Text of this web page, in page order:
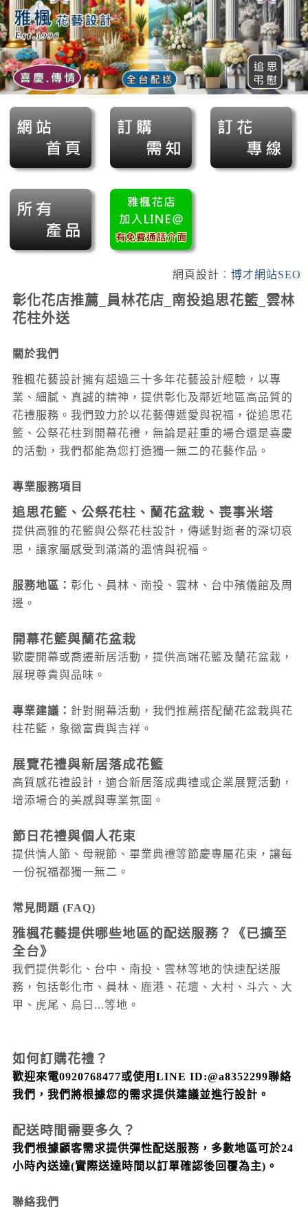
網頁設計︰ 博才網站SEO
彰化花店推薦_員林花店_南投追思花籃_雲林
花柱外送
關於我們
雅楓花藝設計擁有超過三十多年花藝設計經驗，以專
業、細膩、真誠的精神，提供彰化及鄰近地區高品質的
花禮服務。我們致力於以花藝傳遞愛與祝福，從追思花
籃、公祭花柱到開幕花禮，無論是莊重的場合還是喜慶
的活動，我們都能為您打造獨一無二的花藝作品。
專業服務項目
追思花籃、公祭花柱、蘭花盆栽、喪事米塔
提供高雅的花籃與公祭花柱設計，傳遞對逝者的深切哀
思，讓家屬感受到滿滿的溫情與祝福。
服務地區： 彰化、員林、南投 、雲林 、台中殯儀館及周
邊。
開幕花籃與蘭花盆栽
歡慶開幕或喬遷新居活動，提供高端花籃及蘭花盆栽，
展現尊貴與品味。
專業建議： 針對開幕活動，我們推薦搭配蘭花盆栽與花
柱花籃，象徵富貴與吉祥。
展覽花禮與新居落成花籃
高質感花禮設計，適合新居落成典禮或企業展覽活動，
增添場合的美感與專業氛圍。
節日花禮與個人花束
提供情人節、母親節、畢業典禮等節慶專屬花束，讓每
一份祝福都獨一無二。
常見問題 (FAQ)
雅楓花藝提供哪些地區的配送服務？
《已擴至
全台》
我們提供彰化、台中、南投、雲林等地的快速配送服
務，包括彰化市、員林、鹿港、花壇、大村 、斗六 、大
甲 、虎尾 、烏日...等地。
如何訂購花禮？
歡迎來電0920768477或使用LINE ID:@a8352299聯絡
我們，我們將根據您的需求提供建議並進行設計。
配送時間需要多久？
我們根據顧客需求提供彈性配送服務，多數地區可於24
小時內送達(實際送達時間以訂單確認後回覆為主) 。
聯絡我們